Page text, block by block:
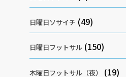
日曜日ソサイチ (49)
日曜日フットサル (150)
木曜日フットサル（夜） (19)